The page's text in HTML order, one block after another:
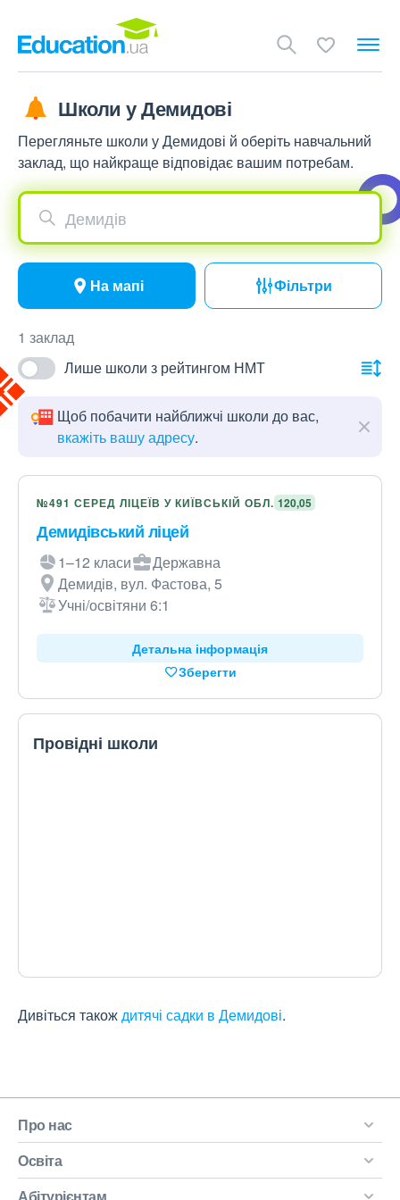
Школи у Демидові
Перегляньте школи у Демидові й оберіть навчальний
заклад, що найкраще відповідає вашим потребам.
Демидів
На мапі Фільтри
1 заклад
Лише школи з рейтингом НМТ
Щоб побачити найближчі школи до вас,
вкажіть вашу адресу.
№491 СЕРЕД ЛІЦЕЇВ У КИЇВСЬКІЙ ОБЛ. 120,05
Демидівський ліцей
1–12 класи
Державна
Демидів, вул. Фастова, 5
Учні/освітяни 6:1
Детальна інформація
Зберегти
Провідні школи
Дивіться такождитячі садки в Демидові.
Про нас
Освіта